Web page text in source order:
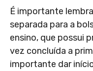
É importante
separada para a
ensino, que possui
vez concluída a
importante dar